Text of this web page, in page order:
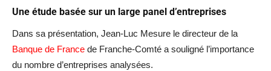
Une étude basée sur un large panel d’entreprises
Dans sa présentation, Jean-Luc Mesure le directeur de la
Banque de France de Franche-Comté a souligné l’importance
du nombre d’entreprises analysées.